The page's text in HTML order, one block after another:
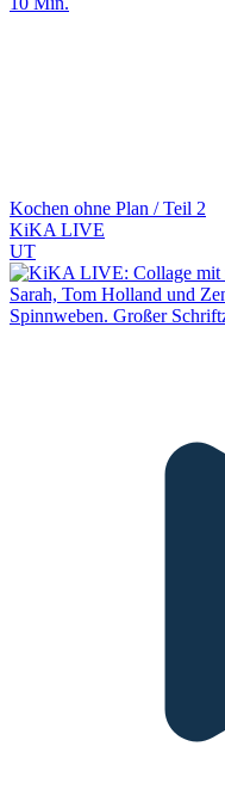
Kochen ohne Plan / Teil 2
KiKA LIVE
UT